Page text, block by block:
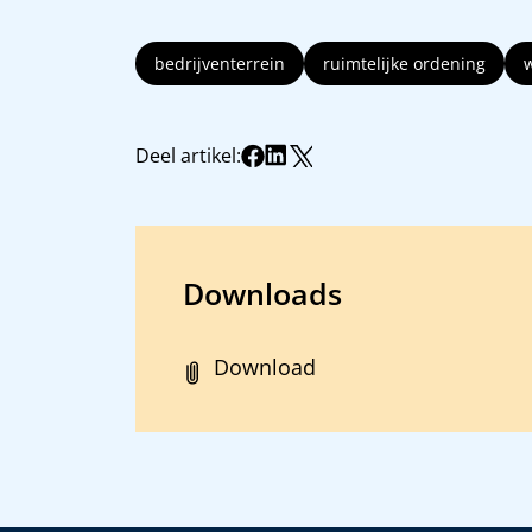
bedrijventerrein ruimtelijke ordening
Deel artikel:
Downloads
Download